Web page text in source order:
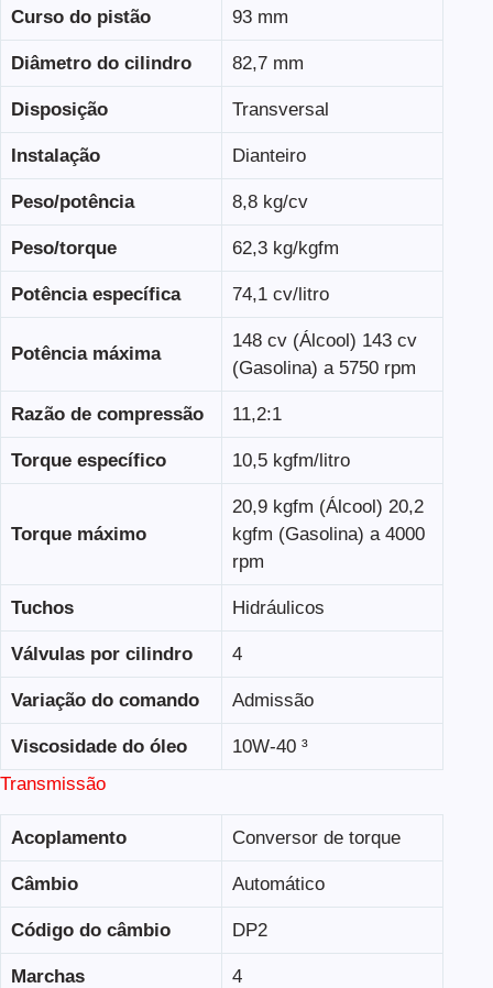
Curso do pistão 93 mm
Diâmetro do cilindro 82,7 mm
Disposição Transversal
Instalação Dianteiro
Peso/potência 8,8 kg/cv
Peso/torque 62,3 kg/kgfm
Potência específica 74,1 cv/litro
Potência máxima
148 cv (Álcool) 143 cv
(Gasolina) a 5750 rpm
Razão de compressão 11,2:1
Torque específico 10,5 kgfm/litro
Torque máximo
20,9 kgfm (Álcool) 20,2
kgfm (Gasolina) a 4000
rpm
Tuchos Hidráulicos
Válvulas por cilindro 4
Variação do comando Admissão
Viscosidade do óleo
10W-40 ³
Transmissão
Acoplamento Conversor de torque
Câmbio Automático
Código do câmbio DP2
Marchas 4